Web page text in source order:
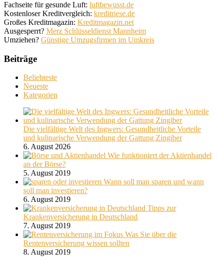
Fachseite für gesunde Luft: luftbewusst.de
Kostenloser Kreditvergleich: kreditriese.de
Großes Kreditmagazin: Kreditmagazin.net
Ausgesperrt? Merz Schlüsseldienst Mannheim
Umziehen? Günstige Umzugsfirmen im Umkreis
Beiträge
Beliebteste
Neueste
Kategorien
Die vielfältige Welt des Ingwers: Gesundheitliche Vorteile
und kulinarische Verwendung der Gattung Zingiber
6. August 2026
Wie funktioniert der Aktienhandel
an der Börse?
5. August 2019
Wann soll man sparen und wann
soll man investieren?
6. August 2019
Tipps zur
Krankenversicherung in Deutschland
7. August 2019
Was Sie über die
Rentenversicherung wissen sollten
8. August 2019